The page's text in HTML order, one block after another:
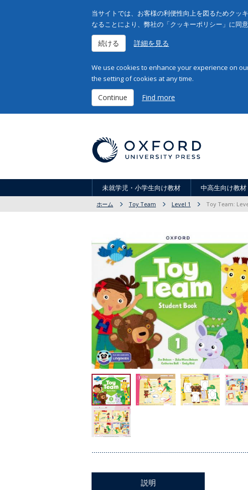
当サイトでは、お客様の利便性向上を図るためクッ
なることにより、弊社の「クッキーポリシー」に同
続ける 詳細を見る
We use cookies to enhance your experience on
the setting of cookies at any time.
Continue Find more
未就学児・小学生向け教材 中高生向け教材
ホーム Toy Team Level 1 Toy Team:
説明